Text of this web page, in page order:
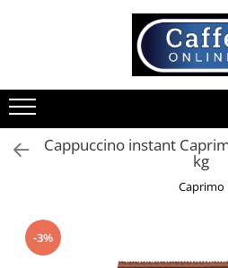
Cafea
Cafea Boabe
Capsule Cafea
Ceai
Espressoare
Cappuccino instant
kg
Caprimo
-3%